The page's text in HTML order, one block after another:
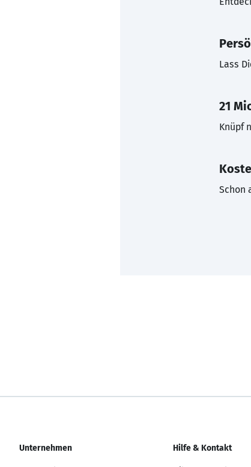
Lass
21
Knüpf
Schon
Unternehmen Hilfe & Kontakt